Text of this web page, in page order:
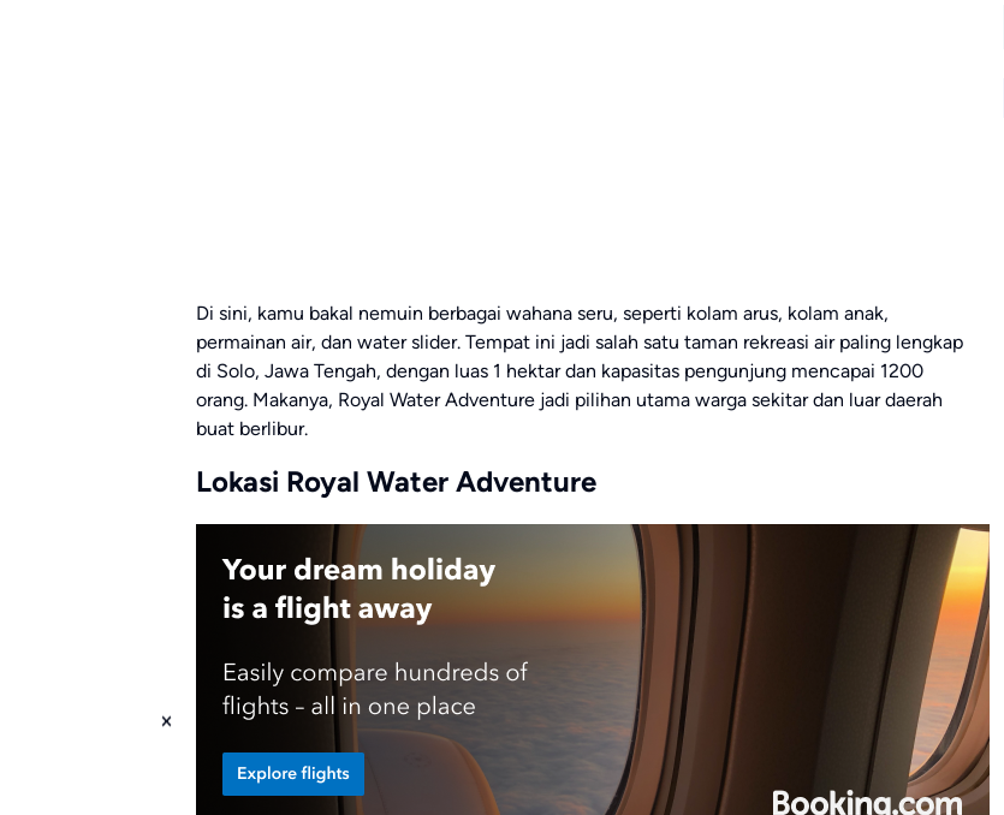
Di sini, kamu bakal nemuin berbagai wahana seru, seperti kolam arus, kolam anak,
permainan air, dan water slider. Tempat ini jadi salah satu taman rekreasi air paling lengkap
di Solo, Jawa Tengah, dengan luas 1 hektar dan kapasitas pengunjung mencapai 1200
orang. Makanya, Royal Water Adventure jadi pilihan utama warga sekitar dan luar daerah
buat berlibur.
Lokasi Royal Water Adventure